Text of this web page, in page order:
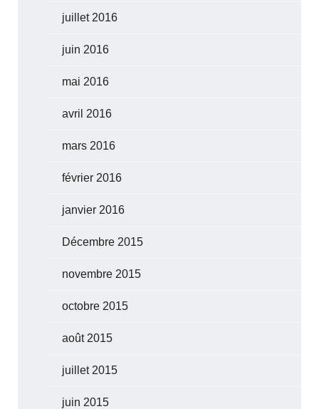
juillet 2016
juin 2016
mai 2016
avril 2016
mars 2016
février 2016
janvier 2016
Décembre 2015
novembre 2015
octobre 2015
août 2015
juillet 2015
juin 2015